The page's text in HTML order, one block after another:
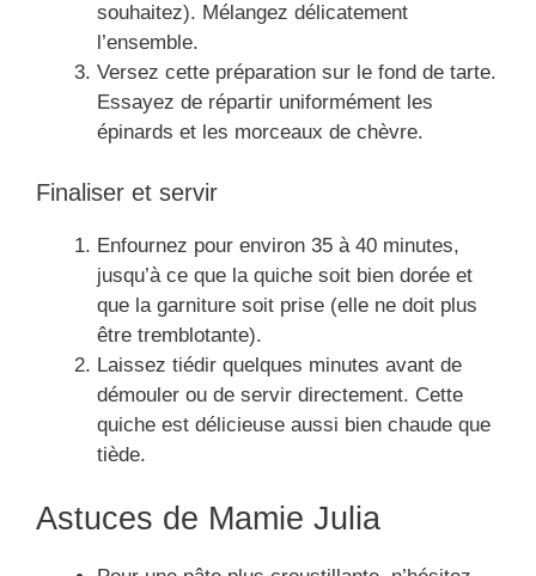
souhaitez). Mélangez délicatement
l’ensemble.
Versez cette préparation sur le fond de tarte.
Essayez de répartir uniformément les
épinards et les morceaux de chèvre.
Finaliser et servir
Enfournez pour environ 35 à 40 minutes,
jusqu’à ce que la quiche soit bien dorée et
que la garniture soit prise (elle ne doit plus
être tremblotante).
Laissez tiédir quelques minutes avant de
démouler ou de servir directement. Cette
quiche est délicieuse aussi bien chaude que
tiède.
Astuces de Mamie Julia